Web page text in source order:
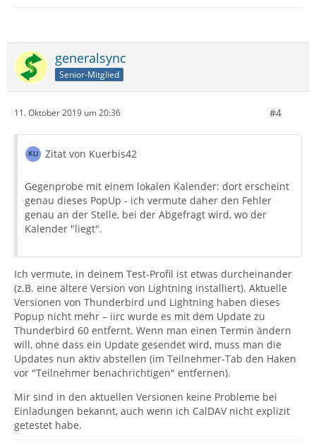
generalsync
Senior-Mitglied
11. Oktober 2019 um 20:36 #4
Zitat von Kuerbis42
Gegenprobe mit einem lokalen Kalender: dort erscheint
genau dieses PopUp - ich vermute daher den Fehler
genau an der Stelle, bei der Abgefragt wird, wo der
Kalender "liegt".
Ich vermute, in deinem Test-Profil ist etwas durcheinander
(z.B. eine ältere Version von Lightning installiert). Aktuelle
Versionen von Thunderbird und Lightning haben dieses
Popup nicht mehr – iirc wurde es mit dem Update zu
Thunderbird 60 entfernt. Wenn man einen Termin ändern
will, ohne dass ein Update gesendet wird, muss man die
Updates nun aktiv abstellen (im Teilnehmer-Tab den Haken
vor "Teilnehmer benachrichtigen" entfernen).
Mir sind in den aktuellen Versionen keine Probleme bei
Einladungen bekannt, auch wenn ich CalDAV nicht explizit
getestet habe.